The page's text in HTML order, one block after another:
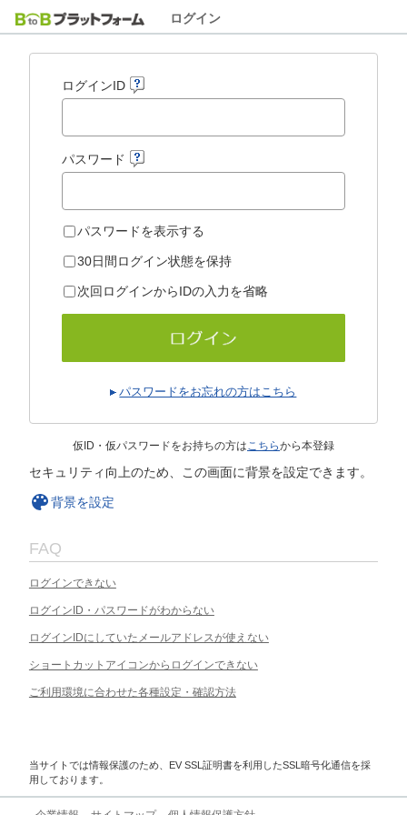
ログイン
ログインID
パスワード
パスワードを表示する
30日間ログイン状態を保持
次回ログインからIDの入力を省略
パスワードをお忘れの方はこちら
仮ID・仮パスワードをお持ちの方はこちらから本登録
セキュリティ向上のため、この画面に背景を設定できます。
背景を設定
FAQ
ログインできない
ログインID・パスワードがわからない
ログインIDにしていたメールアドレスが使えない
ショートカットアイコンからログインできない
ご利用環境に合わせた各種設定・確認方法
当サイトでは情報保護のため、EV SSL証明書を利用したSSL暗号化通信を採
用しております。